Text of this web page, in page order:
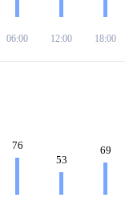
06:00 12:00 18:00
76
53
69